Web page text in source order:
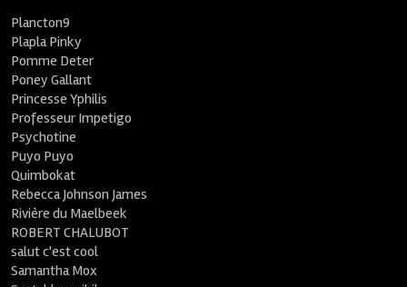
Plancton9
Plapla Pinky
Pomme Deter
Poney Gallant
Princesse Yphilis
Professeur Impetigo
Psychotine
Puyo Puyo
Quimbokat
Rebecca Johnson James
Rivière du Maelbeek
ROBERT CHALUBOT
salut c'est cool
Samantha Mox